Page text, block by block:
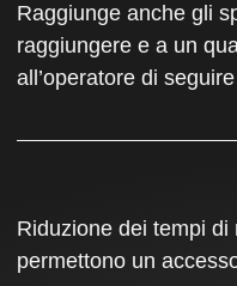
Raggiunge anche gli
raggiungere e a un
all’operatore di
Riduzione dei tempi
permettono un